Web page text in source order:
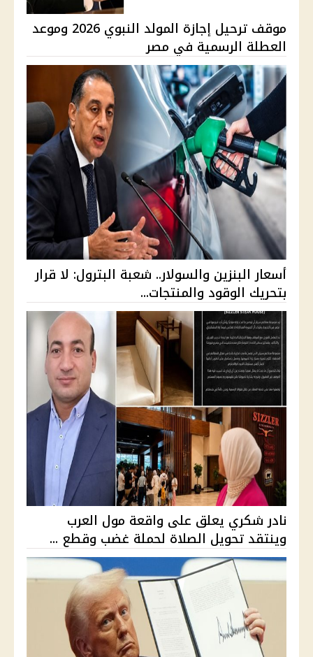
موقف ترحيل إجازة المولد النبوي 2026 وموعد
العطلة الرسمية في مصر
أسعار البنزين والسولار.. شعبة البترول: لا قرار
بتحريك الوقود والمنتجات...
نادر شكري يعلق على واقعة مول العرب
وينتقد تحويل الصلاة لحملة غضب وقطع ...